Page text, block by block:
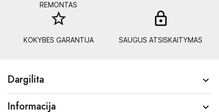
REMONTAS
star_border
KOKYBĖS GARANTIJA SAUGUS ATSISKAITYMAS
Dargilita 
Informacija 